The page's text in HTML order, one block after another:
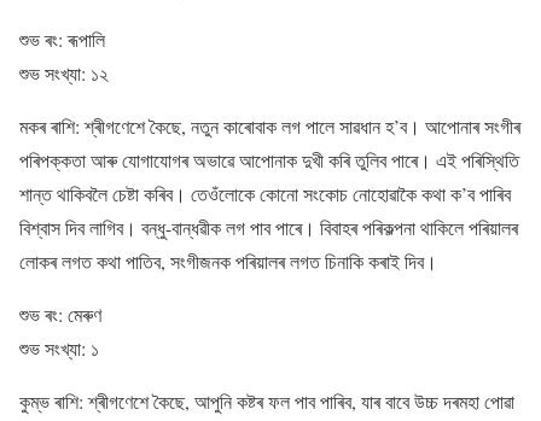
শুভ ৰং: ৰূপালি
শুভ সংখ্যা: ১২
মকৰ ৰাশি: শ্ৰীগণেশে কৈছে, নতুন কাৰোবাক লগ পালে সাৱধান হ’ব। আপোনাৰ সংগীৰ
পৰিপক্কতা আৰু যোগাযোগৰ অভাৱে আপোনাক দুখী কৰি তুলিব পাৰে। এই পৰিস্থিতি
শান্ত থাকিবলৈ চেষ্টা কৰিব। তেওঁলোকে কোনো সংকোচ নোহোৱাকৈ কথা ক’ব পাৰিব
বিশ্বাস দিব লাগিব। বন্ধু-বান্ধৱীক লগ পাব পাৰে। বিবাহৰ পৰিকল্পনা থাকিলে পৰিয়ালৰ
লোকৰ লগত কথা পাতিব, সংগীজনক পৰিয়ালৰ লগত চিনাকি কৰাই দিব।
শুভ ৰং: মেৰুণ
শুভ সংখ্যা: ১
কুম্ভ ৰাশি: শ্ৰীগণেশে কৈছে, আপুনি কষ্টৰ ফল পাব পাৰিব, যাৰ বাবে উচ্চ দৰমহা পোৱা